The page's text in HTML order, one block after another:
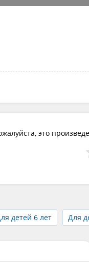
это
детей 6 лет Для